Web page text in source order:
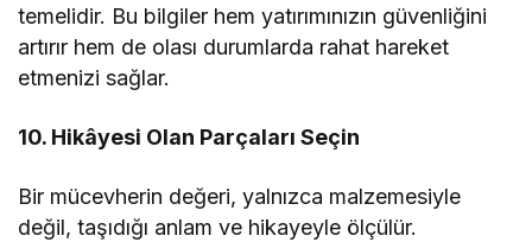
temelidir. Bu bilgiler hem yatırımınızın güvenliğini
artırır hem de olası durumlarda rahat hareket
etmenizi sağlar.
10. Hikâyesi Olan Parçaları Seçin
Bir mücevherin değeri, yalnızca malzemesiyle
değil, taşıdığı anlam ve hikayeyle ölçülür.